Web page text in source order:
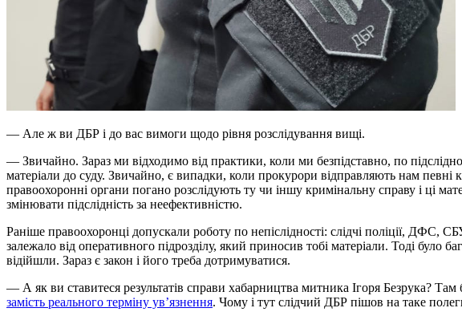
— Але ж ви ДБР і до вас вимоги щодо рівня розслідування вищі.
— Звичайно. Зараз ми відходимо від практики, коли ми безпідставно, по
матеріали до суду. Звичайно, є випадки, коли прокурори відправляють нам певні
правоохоронні органи погано розслідують ту чи іншу кримінальну справу і ці
змінювати підслідність за неефективністю.
Раніше правоохоронці допускали роботу по непіслідності: слідчі поліції,
залежало від оперативного підрозділу, який приносив тобі матеріали. Тоді було
відійшли. Зараз є закон і його треба дотримуватися.
— А як ви ставитеся результатів справи хабарництва митника Ігоря Безрука?
замість реального терміну ув’язнення. Чому і тут слідчий ДБР пішов на таке